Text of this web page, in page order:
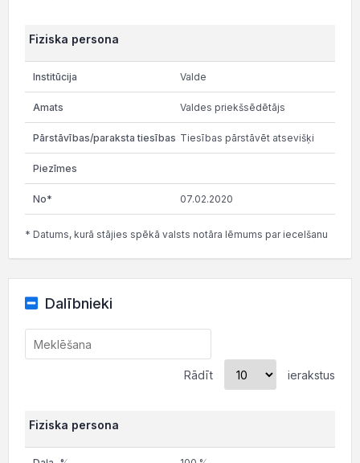
Fiziska persona
Valde
Valdes priekšsēdētājs
Tiesības pārstāvēt atsevišķi
07.02.2020
* Datums, kurā stājies spēkā valsts notāra lēmums par iecelšanu
Dalībnieki
Rādīt ierakstus
Fiziska persona